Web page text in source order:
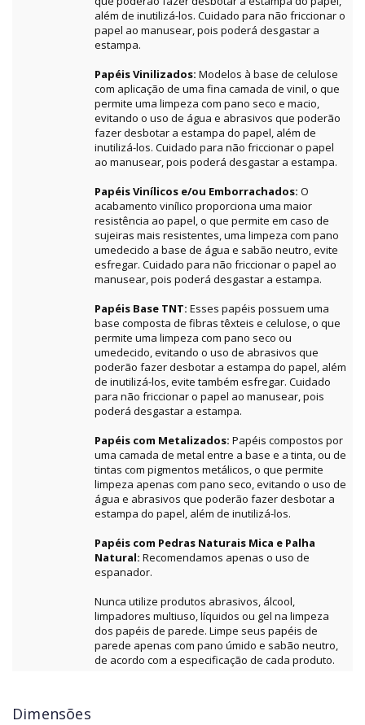
além de inutilizá-los. Cuidado para não friccionar o
papel ao manusear, pois poderá desgastar a
estampa.
Papéis Vinilizados: Modelos à base de celulose
com aplicação de uma fina camada de vinil, o que
permite uma limpeza com pano seco e macio,
evitando o uso de água e abrasivos que poderão
fazer desbotar a estampa do papel, além de
inutilizá-los. Cuidado para não friccionar o papel
ao manusear, pois poderá desgastar a estampa.
Papéis Vinílicos e/ou Emborrachados: O
acabamento vinílico proporciona uma maior
resistência ao papel, o que permite em caso de
sujeiras mais resistentes, uma limpeza com pano
umedecido a base de água e sabão neutro, evite
esfregar. Cuidado para não friccionar o papel ao
manusear, pois poderá desgastar a estampa.
Papéis Base TNT: Esses papéis possuem uma
base composta de fibras têxteis e celulose, o que
permite uma limpeza com pano seco ou
umedecido, evitando o uso de abrasivos que
poderão fazer desbotar a estampa do papel, além
de inutilizá-los, evite também esfregar. Cuidado
para não friccionar o papel ao manusear, pois
poderá desgastar a estampa.
Papéis com Metalizados: Papéis compostos por
uma camada de metal entre a base e a tinta, ou de
tintas com pigmentos metálicos, o que permite
limpeza apenas com pano seco, evitando o uso de
água e abrasivos que poderão fazer desbotar a
estampa do papel, além de inutilizá-los.
Papéis com Pedras Naturais Mica e Palha
Natural: Recomendamos apenas o uso de
espanador.
Nunca utilize produtos abrasivos, álcool,
limpadores multiuso, líquidos ou gel na limpeza
dos papéis de parede. Limpe seus papéis de
parede apenas com pano úmido e sabão neutro,
de acordo com a especificação de cada produto.
Dimensões